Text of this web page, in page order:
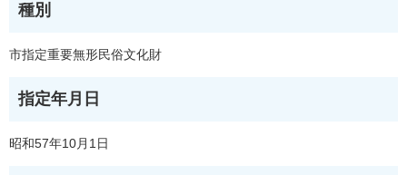
種別
市指定重要無形民俗文化財
指定年月日
昭和57年10月1日